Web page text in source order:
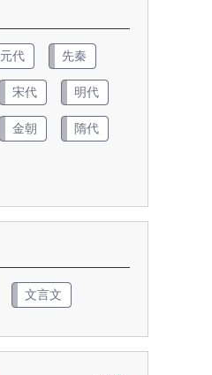
元代 先秦
宋代 明代
金朝 隋代
文言文